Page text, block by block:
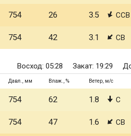
754 26 3.5 ССВ
754 42 3.1 СВ
Восход: 05:28 Закат: 19:29
Давл., мм Влаж., % Ветер, м/с
754 62 1.8 С
754 47 1.6 СВ